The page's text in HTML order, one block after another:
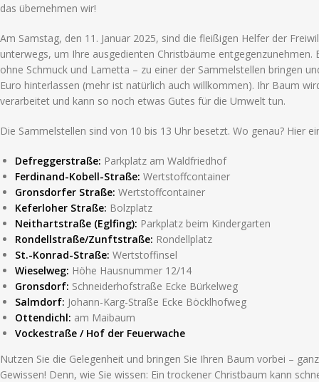
das übernehmen wir!
Am Samstag, den 11. Januar 2025, sind die fleißigen Helfer der
unterwegs, um Ihre ausgedienten Christbäume entgegenzunehmen.
ohne Schmuck und Lametta – zu einer der Sammelstellen bringen
Euro hinterlassen (mehr ist natürlich auch willkommen). Ihr Baum
verarbeitet und kann so noch etwas Gutes für die Umwelt tun.
Die Sammelstellen sind von 10 bis 13 Uhr besetzt. Wo genau? Hier
Defreggerstraße: Parkplatz am Waldfriedhof
Ferdinand-Kobell-Straße: Wertstoffcontainer
Gronsdorfer Straße: Wertstoffcontainer
Keferloher Straße: Bolzplatz
Neithartstraße (Eglfing): Parkplatz beim Kindergarten
Rondellstraße/Zunftstraße: Rondellplatz
St.-Konrad-Straße: Wertstoffinsel
Wieselweg: Höhe Hausnummer 12/14
Gronsdorf: Schneiderhofstraße Ecke Bürkelweg
Salmdorf: Johann-Karg-Straße Ecke Böcklhofweg
Ottendichl: am Maibaum
Vockestraße / Hof der Feuerwache
Nutzen Sie die Gelegenheit und bringen Sie Ihren Baum vorbei –
Gewissen! Denn, wie Sie wissen: Ein trockener Christbaum kann